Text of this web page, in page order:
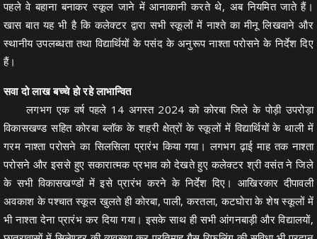
पहले वे बहाना बनाकर स्कूल जाने में आनाकानी करते थे, अब नियमित जाते हैं।
खास बात यह भी है कि कलेक्टर द्वारा सभी स्कूलों में नाश्ते का मीनू लिखवाने और
स्थानीय उपलब्धता तथा विद्यार्थियों के पसंद के अनुरूप नाश्ता परोसने के निर्देश दिए
हैं।
सवा दो लाख बच्चे हो रहे लाभान्वित
लगभग एक वर्ष पहले 14 अगस्त 2024 को कोरबा जिले के पोड़ी उपरोड़ा
विकासखण्ड सहित कोरबा ब्लॉक के शहरी क्षेत्रों के स्कूलों में विद्यार्थियों के थाली में
गरम नाश्ता परोसने का सिलसिला प्रारंभ किया गया। लगभग ढ़ाई माह तक नाश्ता
परोसने और इससे हुए सकारात्मक प्रभाव को देखते हुए कलेक्टर श्री वसंत ने जिले
के सभी विकासखण्डों में इसे प्रारंभ करने के निर्देश दिए। आखिरकार दीपावली
अवकाश के पश्चात स्कूल खुलते ही कोरबा, पाली, करतला, कटघोरा के शेष स्कूलों में
भी नाश्ता देना प्रारंभ कर दिया गया। इसके साथ ही सभी आंगनबाड़ी और विद्यालयों,